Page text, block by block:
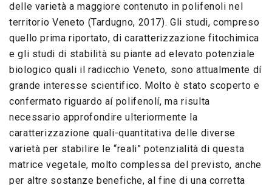
delle varietà a maggiore contenuto in polifenoli nel
territorio Veneto (Tardugno, 2017). Gli studi, compreso
quello prima riportato, di caratterizzazione fitochimica
e gli studi di stabilità su piante ad elevato potenziale
biologico quali il radicchio Veneto, sono attualmente dí
grande interesse scientifico. Molto è stato scoperto e
confermato riguardo aí polifenolí, ma risulta
necessario approfondire ulteriormente la
caratterizzazione quali-quantitativa delle diverse
varietà per stabilire le “reali” potenzialità di questa
matrice vegetale, molto complessa del previsto, anche
per altre sostanze benefiche, al fine di una corretta